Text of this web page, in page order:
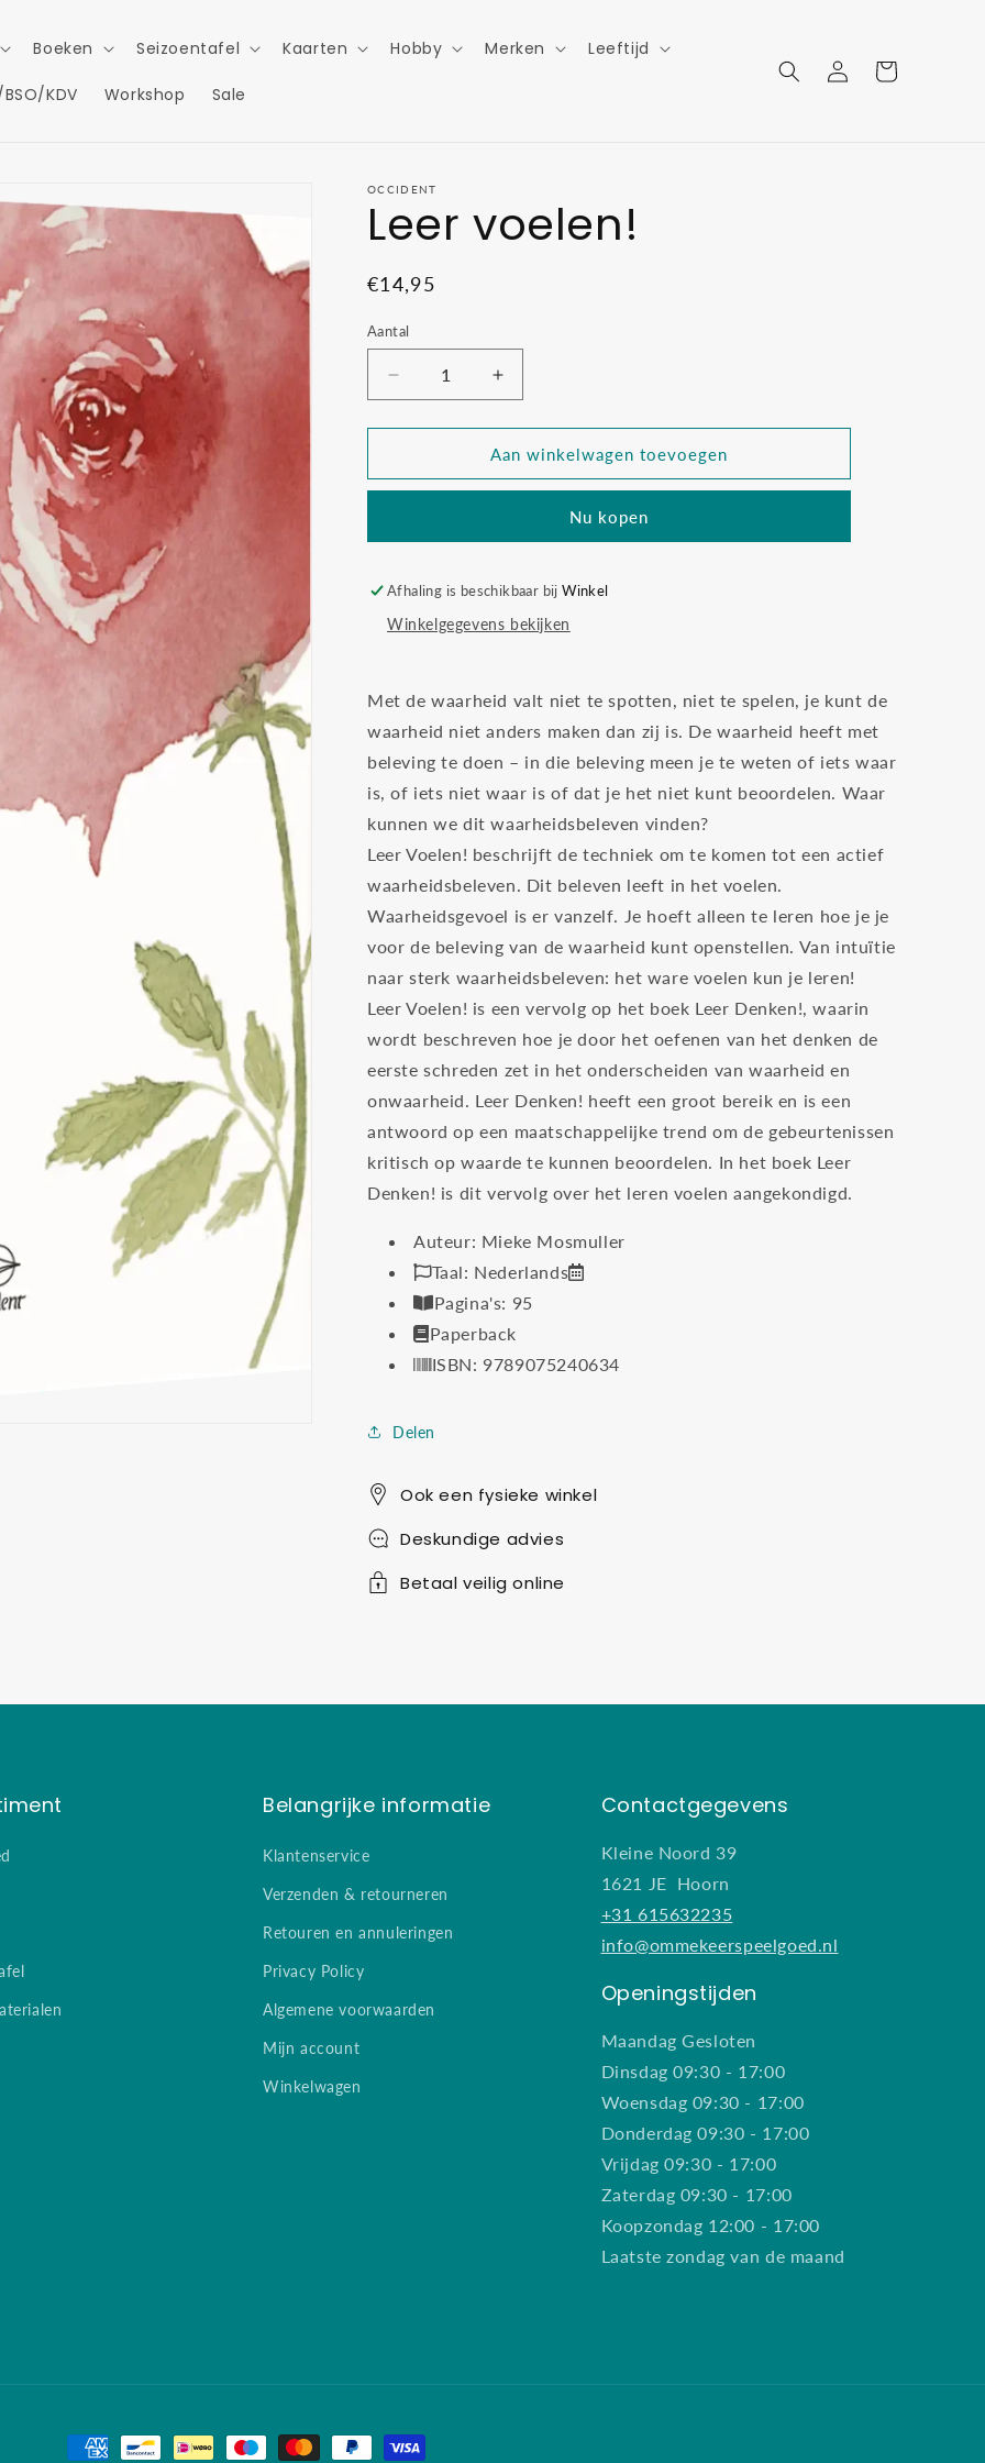
Boeken Seizoentafel Kaarten Hobby Merken Leeftijd
KDV Workshop Sale
Inloggen
Winkelwagen
OCCIDENT
Leer voelen!
Normale
€14,95
Aantal
Aantal
verlagen
voor
voelen!
Aantal
verhogen
voor
Leer
voelen!
Aan winkelwagen toevoegen
Nu kopen
Afhaling is beschikbaar bijWinkel
Winkelgegevens bekijken
Met de waarheid valt niet te spotten, niet te spelen, je kunt de
waarheid niet anders maken dan zij is. De waarheid heeft met
beleving te doen – in die beleving meen je te weten of iets waar
is, of iets niet waar is of dat je het niet kunt beoordelen. Waar
kunnen we dit waarheidsbeleven vinden?
Leer Voelen! beschrijft de techniek om te komen tot een actief
waarheidsbeleven. Dit beleven leeft in het voelen.
Waarheidsgevoel is er vanzelf. Je hoeft alleen te leren hoe je je
voor de beleving van de waarheid kunt openstellen. Van intuïtie
naar sterk waarheidsbeleven: het ware voelen kun je leren!
Leer Voelen! is een vervolg op het boek Leer Denken!, waarin
wordt beschreven hoe je door het oefenen van het denken de
eerste schreden zet in het onderscheiden van waarheid en
onwaarheid. Leer Denken! heeft een groot bereik en is een
antwoord op een maatschappelijke trend om de gebeurtenissen
kritisch op waarde te kunnen beoordelen. In het boek Leer
Denken! is dit vervolg over het leren voelen aangekondigd.
Auteur: Mieke Mosmuller
Taal: Nederlands
Pagina's: 95
Paperback
ISBN: 9789075240634
Delen
Ook een fysieke winkel
Deskundige advies
Betaal veilig online
Belangrijke informatie
Klantenservice
Verzenden & retourneren
Retouren en annuleringen
Privacy Policy
Algemene voorwaarden
Mijn account
Winkelwagen
Contactgegevens
Kleine Noord 39
1621 JE Hoorn
+31 615632235
info@ommekeerspeelgoed.nl
Openingstijden
Maandag Gesloten
Dinsdag 09:30 - 17:00
Woensdag 09:30 - 17:00
Donderdag 09:30 - 17:00
Vrijdag 09:30 - 17:00
Zaterdag 09:30 - 17:00
Koopzondag 12:00 - 17:00
Laatste zondag van de maand
Betaalmethoden